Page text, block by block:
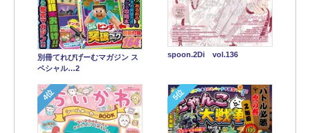
別冊てれびげーむマガジン ス
ペシャル…2
spoon.2Di vol.136
4位 5位